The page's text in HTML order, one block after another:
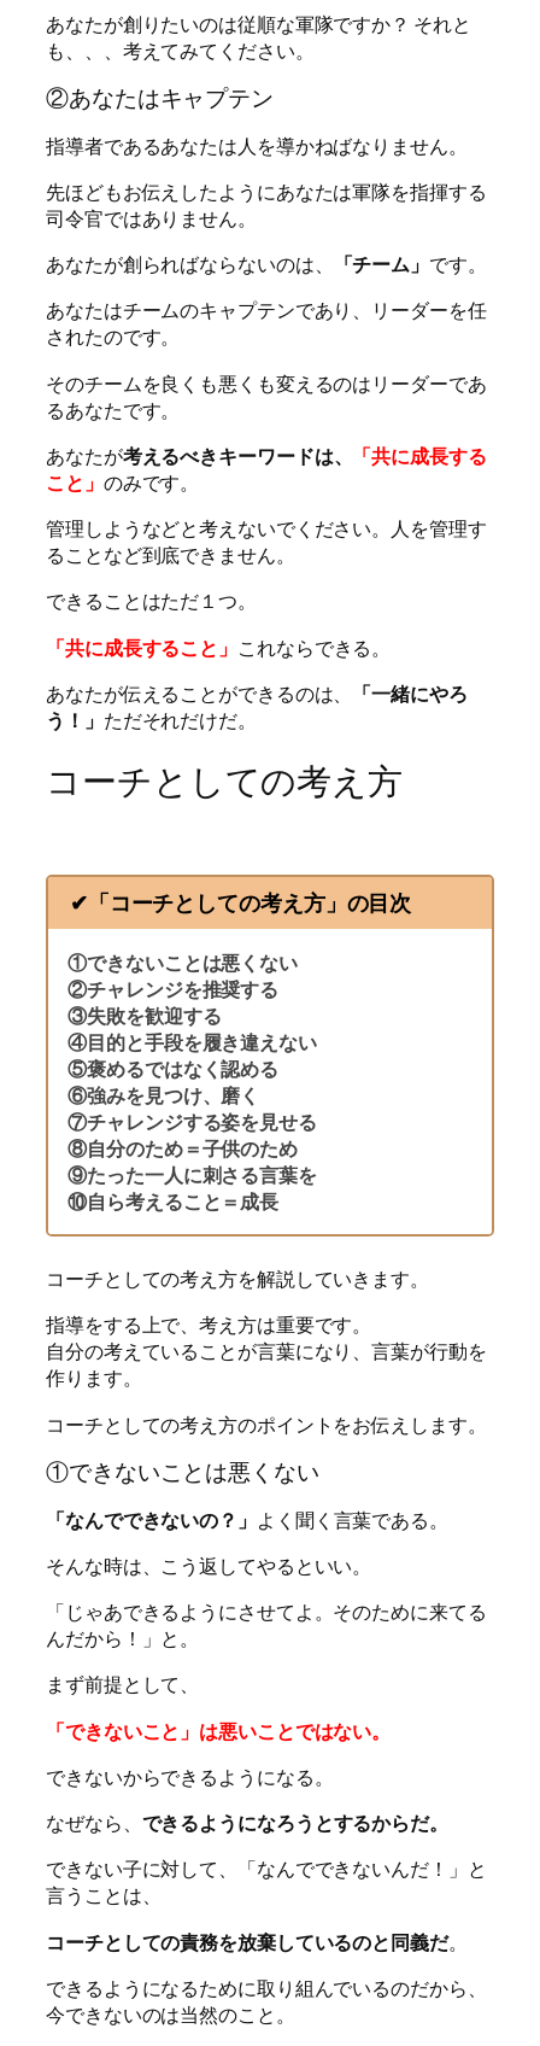
あなたが創りたいのは従順な軍隊ですか？ それと
も、、、考えてみてください。
②あなたはキャプテン
指導者であるあなたは人を導かねばなりません。
先ほどもお伝えしたようにあなたは軍隊を指揮する
司令官ではありません。
あなたが創らればならないのは、
「チーム」 です。
あなたはチームのキャプテンであり、リーダーを任
されたのです。
そのチームを良くも悪くも変えるのはリーダーであ
るあなたです。
あなたが考えるべきキーワードは、
「共に成長する
こと」 のみです。
管理しようなどと考えないでください。人を管理す
ることなど到底できません。
できることはただ１つ。
「共に成長すること」 これならできる。
あなたが伝えることができるのは、
「一緒にやろ
う！」 ただそれだけだ。
コーチとしての考え方
✔︎「コーチとしての考え方」の目次
①できないことは悪くない
②チャレンジを推奨する
③失敗を歓迎する
④目的と手段を履き違えない
⑤褒めるではなく認める
⑥強みを見つけ、磨く
⑦チャレンジする姿を見せる
⑧自分のため＝子供のため
⑨たった一人に刺さる言葉を
⑩自ら考えること＝成長
コーチとしての考え方を解説していきます。
指導をする上で、考え方は重要です。
自分の考えていることが言葉になり、言葉が行動を
作ります。
コーチとしての考え方のポイントをお伝えします。
①できないことは悪くない
「なんでできないの？」 よく聞く言葉である。
そんな時は、こう返してやるといい。
「じゃあできるようにさせてよ。そのために来てる
んだから！」と。
まず前提として、
「できないこと」は悪いことではない。
できないからできるようになる。
なぜなら、 できるようになろうとするからだ。
できない子に対して、「なんでできないんだ！」と
言うことは、
コーチとしての責務を放棄しているのと同義だ。
できるようになるために取り組んでいるのだから、
今できないのは当然のこと。